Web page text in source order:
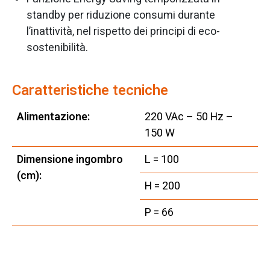
standby per riduzione consumi durante
l’inattività, nel rispetto dei principi di eco-
sostenibilità.
Caratteristiche tecniche
Alimentazione:
220 VAc – 50 Hz –
150 W
Dimensione ingombro
(cm):
L = 100
H = 200
P = 66